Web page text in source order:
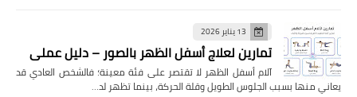
13 يناير 2026
تمارين لعلاج أسفل الظهر بالصور – دليل عملي
آلام أسفل الظهر لا تقتصر على فئة معينة؛ فالشخص العادي قد
يعاني منها بسبب الجلوس الطويل وقلة الحركة، بينما تظهر لد…